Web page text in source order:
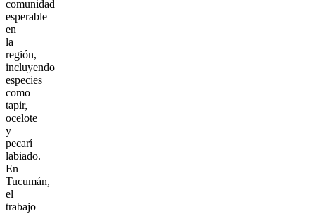
comunidad
esperable
en
la
región,
incluyendo
especies
como
tapir,
ocelote
y
pecarí
labiado.
En
Tucumán,
el
trabajo